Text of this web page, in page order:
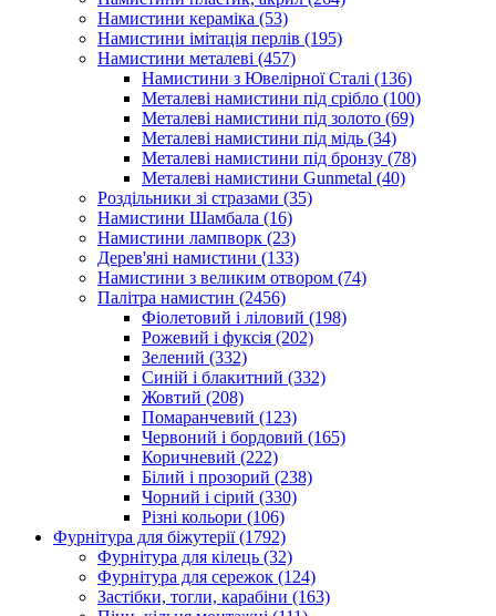
Намистини кераміка (53)
Намистини імітація перлів (195)
Намистини металеві (457)
Намистини з Ювелірної Сталі (136)
Металеві намистини під срібло (100)
Металеві намистини під золото (69)
Металеві намистини під мідь (34)
Металеві намистини під бронзу (78)
Металеві намистини Gunmetal (40)
Роздільники зі стразами (35)
Намистини Шамбала (16)
Намистини лампворк (23)
Дерев'яні намистини (133)
Намистини з великим отвором (74)
Палітра намистин (2456)
Фіолетовий і ліловий (198)
Рожевий і фуксія (202)
Зелений (332)
Синій і блакитний (332)
Жовтий (208)
Помаранчевий (123)
Червоний і бордовий (165)
Коричневий (222)
Білий і прозорий (238)
Чорний і сірий (330)
Різні кольори (106)
Фурнітура для біжутерії(1792)
Фурнітура для кілець (32)
Фурнітура для сережок (124)
Застібки, тогли, карабіни (163)